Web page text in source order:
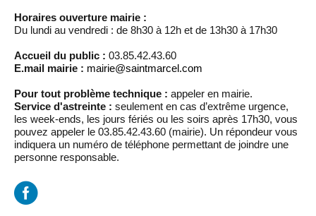
Horaires ouverture mairie :
Du lundi au vendredi : de 8h30 à 12h et de 13h30 à 17h30
Accueil du public : 03.85.42.43.60
E.mail mairie : mairie@saintmarcel.com
Pour tout problème technique : appeler en mairie.
Service d'astreinte : seulement en cas d’extrême urgence,
les week-ends, les jours fériés ou les soirs après 17h30, vous
pouvez appeler le 03.85.42.43.60 (mairie). Un répondeur vous
indiquera un numéro de téléphone permettant de joindre une
personne responsable.